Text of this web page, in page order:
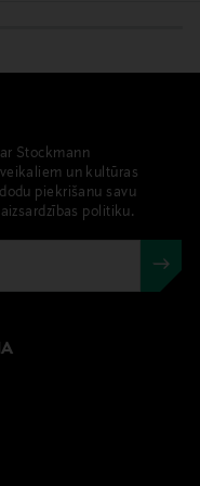
Stockmann
un kultūras
piekrišanu savu
politiku.